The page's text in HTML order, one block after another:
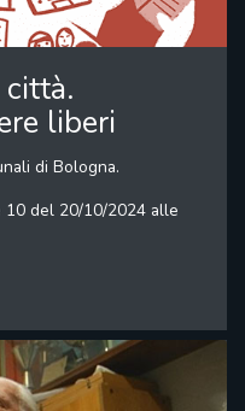
liberi
di Bologna.
del 20/10/2024 alle